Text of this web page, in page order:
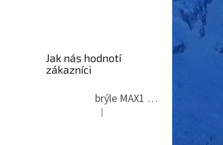
Jak nás hodnotí
zákazníci
brýle MAX1 Thunder
Hodnocení produktu je 5 z 5
|